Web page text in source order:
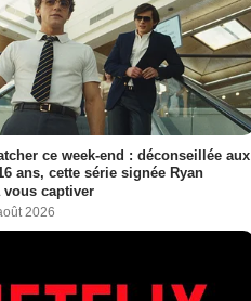
ce week-end : déconseillée aux
ans, cette série signée Ryan
vous captiver
2026